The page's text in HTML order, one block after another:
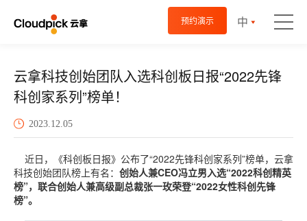
预约演示 中
云拿科技创始团队入选科创板日报“2022先锋
科创家系列”榜单！
2023.12.05
近日，《科创板日报》公布了“2022先锋科创家系列”榜单，云拿
科技创始团队榜上有名： 创始人兼CEO冯立男入选“2022科创精英
榜”，联合创始人兼高级副总裁张一玫荣登“2022女性科创先锋
榜”。